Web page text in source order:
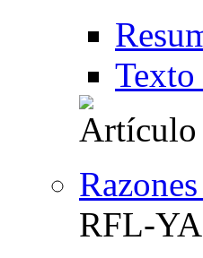
RFL-YA